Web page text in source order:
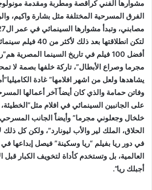
مشوارها الفني كراقصة ومطربة ومقدمة
الفرق المسرحية المختلفة مثل بشارة واكيم،
أفضل 100 فيلم في تاريخ السينما المصرية
مجرما وصراع الأبطال”، تاركة خلفها بصمة لا
يشاهدها ولعل من اشهر افلامها” غادة
وفاتن حمامة والذي كان أيضاً آخر أعمالها
على الجانبين السينمائي في افلام مثل”الخطيئة،
خلخال وجعلوني مجرما” وأيضاً الجانب
الحلاق، الملك لير والأب ليونارد”، ولكن كل ذلك
في دور ريا بفيلم “ريا وسكينة” فيصل إبداعها
العالمية، بل وتستخدم كأداة لتخويف الكبار
أجبلك ريا”.